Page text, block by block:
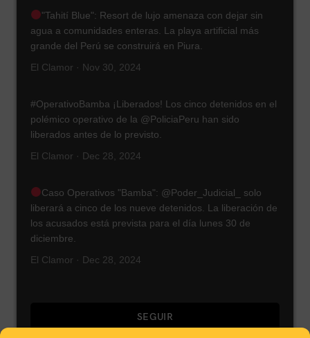
"Tahití Blue": Resort de lujo amenaza con dejar sin
agua a comunidades enteras. La playa artificial más
grande del Perú se construirá en Piura.
El Clamor · Nov 30, 2024
#OperativoBamba ¡Liberados! Los cinco detenidos en el
polémico operativo de la @PoliciaPeru han sido
liberados antes de lo previsto.
El Clamor · Dec 28, 2024
Caso Operativos "Bamba": @Poder_Judicial_ solo
liberará a cinco de los nueve detenidos. La liberación de
los acusados está prevista para el día lunes 30 de
diciembre.
El Clamor · Dec 28, 2024
SEGUIR